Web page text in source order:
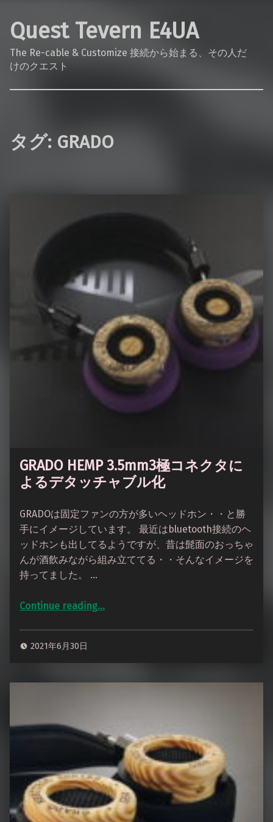
Quest Tevern E4UA
The Re-cable & Customize 接続から始まる、その人だ
けのクエスト
タグ: GRADO
GRADO HEMP 3.5mm3極コネクタに
よるデタッチャブル化
GRADOは固定ファンの方が多いヘッドホン・・と勝
手にイメージしています。 最近はbluetooth接続のヘ
ッドホンも出してるようですが、昔は髭面のおっちゃ
んが酒飲みながら組み立ててる・・そんなイメージを
持ってました。 …
Continue reading“GRADO HEMP 3.5mm3極コネクタによるデタッチャブル化”
…
2021年6月30日